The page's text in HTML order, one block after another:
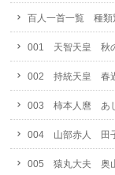
百人一首一覧 種類
001 天智天皇 秋
002 持統天皇 春
003 柿本人麿 あ
004 山部赤人 田
005 猿丸大夫 奥